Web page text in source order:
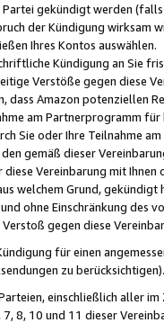
gekündigt werden
der Kündigung wirksam
Ihres Kontos auswählen.
Kündigung an Sie
Verstöße gegen diese
dass Amazon potenziellen
am Partnerprogramm
Sie oder Ihre Teilnahme
gemäß dieser
Vereinbarung mit Ihnen
welchem Grund,
ohne Einschränkung des
gegen diese
für einen
zu berücksichtigen).
einschließlich aller
8, 10 und 11 dieser